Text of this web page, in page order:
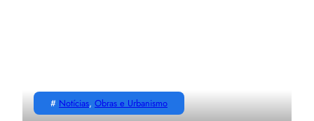
# Notícias, Obras e Urbanismo